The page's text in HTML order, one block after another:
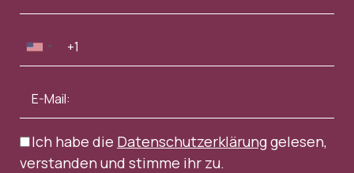
Ich habe die Datenschutzerklärunggelesen,
verstanden und stimme ihr zu.